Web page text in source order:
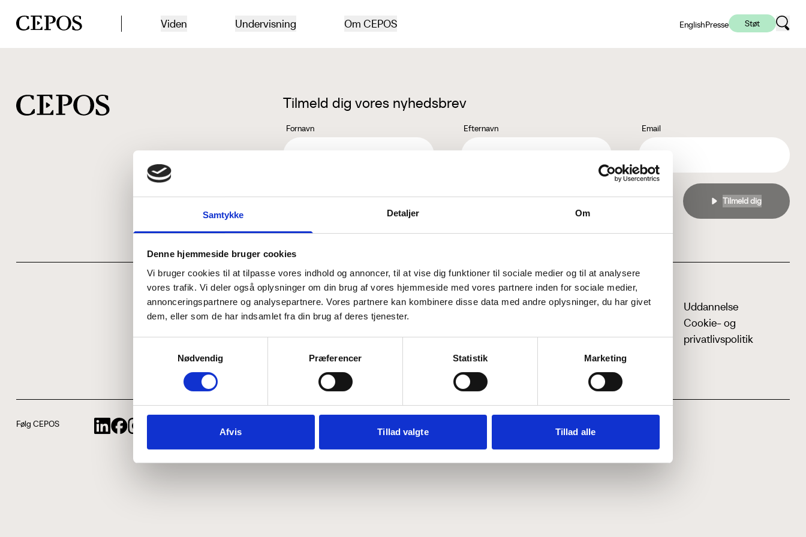
Samtykke Detaljer Om
Denne hjemmeside bruger cookies
Vi bruger cookies til at tilpasse vores indhold og annoncer, til at vise dig funktioner til sociale medier og til at analysere
vores trafik. Vi deler også oplysninger om din brug af vores hjemmeside med vores partnere inden for sociale medier,
annonceringspartnere og analysepartnere. Vores partnere kan kombinere disse data med andre oplysninger, du har givet
dem, eller som de har indsamlet fra din brug af deres tjenester.
Nødvendig
Præferencer Statistik Marketing
Afvis Tillad valgte Tillad alle
CEPOS logo Viden Undervisning Om CEPOS EnglishPresse Støt
Tilmeld dig vores nyhedsbrev
Fornavn Efternavn Email
Jeg accepterer behandlingen af mine personoplysninger i henhold tilprivatlivspolitikken
Hvem er CEPOS
Vores værdier
Medarbejdere
Kontakt
Analyser
ABCepos
Podcast
Uddannelse
Cookie- og
privatlivspolitik
Følg CEPOS